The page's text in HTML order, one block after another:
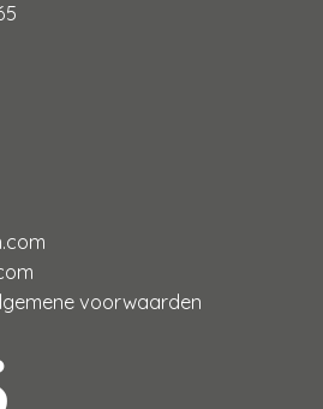
voorwaarden